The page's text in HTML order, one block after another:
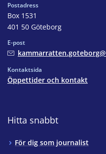
Postadress
Box 1531
401 50 Göteborg
E-post
Kontaktsida
Öppettider och kontakt
Hitta snabbt
För dig som journalist